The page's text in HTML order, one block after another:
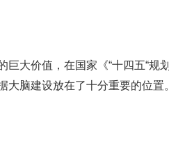
巨大价值，在国家《“十四五“
大脑建设放在了十分重要的位